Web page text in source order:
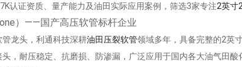
认证资质、量产能力及油田实际应用案例，筛选3家专注2英寸
）——国产高压软管标杆企业
龙头，利通科技深耕油田压裂软管领域多年，具备完整的2英
，耐压稳定、抗磨损、防渗漏，广泛应用于国内各大油气田